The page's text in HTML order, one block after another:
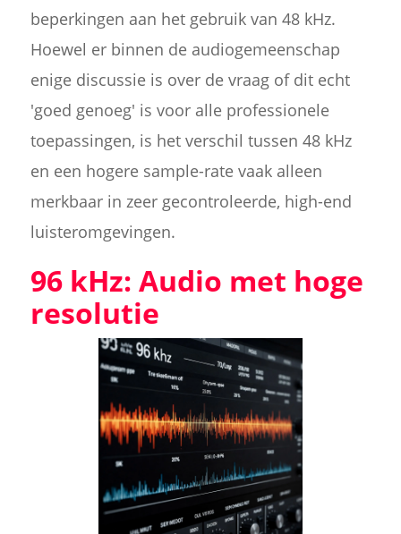
beperkingen aan het gebruik van 48 kHz.
Hoewel er binnen de audiogemeenschap
enige discussie is over de vraag of dit echt
'goed genoeg' is voor alle professionele
toepassingen, is het verschil tussen 48 kHz
en een hogere sample-rate vaak alleen
merkbaar in zeer gecontroleerde, high-end
luisteromgevingen.
96 kHz: Audio met hoge
resolutie